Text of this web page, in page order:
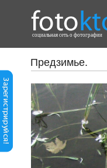
cоциальная сеть о фотографии
Предзимье.